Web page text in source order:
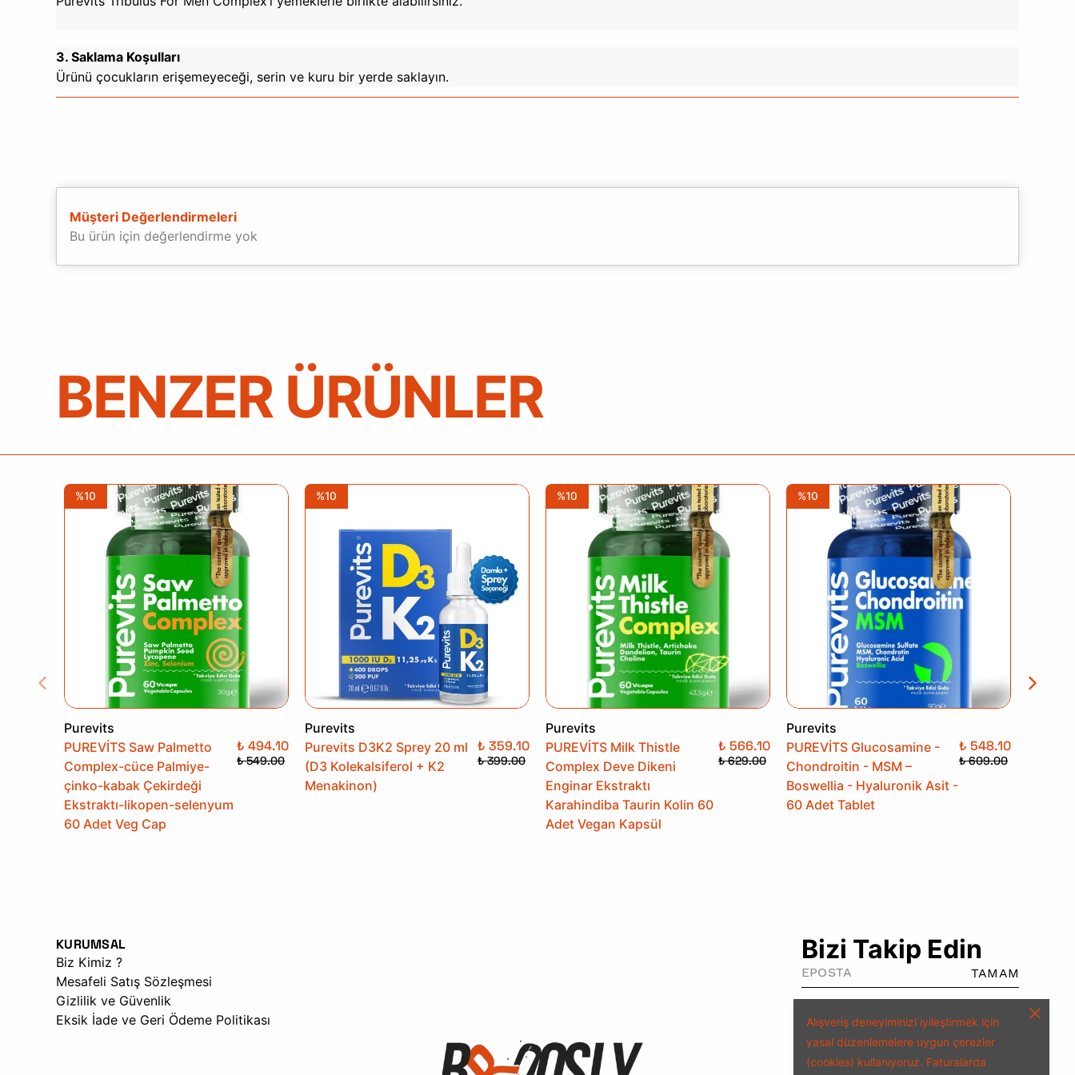
Alışveriş deneyiminizi iyileştirmek için
yasal düzenlemelere uygun çerezler
(cookies) kullanıyoruz. Faturalarda
3. Saklama Koşulları
Ürünü çocukların erişemeyeceği, serin ve kuru bir yerde saklayın.
Müşteri Değerlendirmeleri
Bu ürün için değerlendirme yok
BENZER ÜRÜNLER
%10
Purevits
PUREVİTS Saw Palmetto
Complex-cüce Palmiye-
çinko-kabak Çekirdeği
Ekstraktı-likopen-selenyum
60 Adet Veg Cap
₺ 494.10
₺ 549.00
%10
Purevits
Purevits D3K2 Sprey 20 ml
(D3 Kolekalsiferol + K2
Menakinon)
₺ 359.10
₺ 399.00
%10
Purevits
PUREVİTS Milk Thistle
Complex Deve Dikeni
Enginar Ekstraktı
Karahindiba Taurin Kolin 60
Adet Vegan Kapsül
₺ 566.10
₺ 629.00
%10
Purevits
PUREVİTS Glucosamine -
Chondroitin - MSM –
Boswellia - Hyaluronik Asit -
60 Adet Tablet
₺ 548.10
₺ 609.00
KURUMSAL
Biz Kimiz ?
Mesafeli Satış Sözleşmesi
Gizlilik ve Güvenlik
Eksik İade ve Geri Ödeme Politikası
Bizi Takip Edin
TAMAM